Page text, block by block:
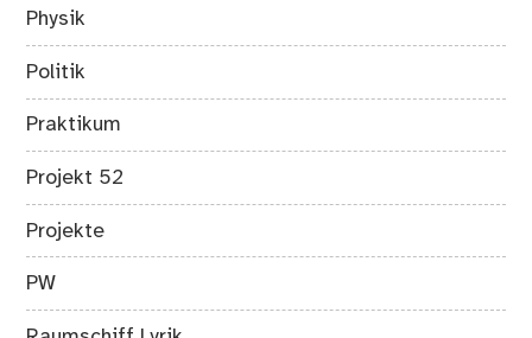
Physik
Politik
Praktikum
Projekt 52
Projekte
PW